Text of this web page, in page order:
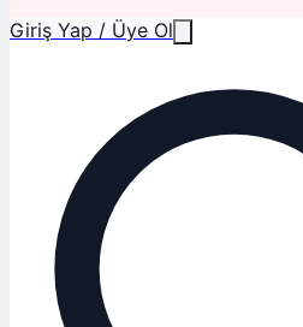
Giriş Yap / Üye Ol